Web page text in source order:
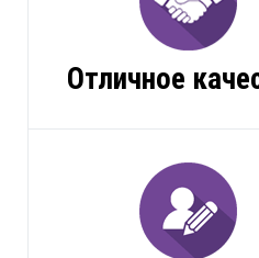
Отличное